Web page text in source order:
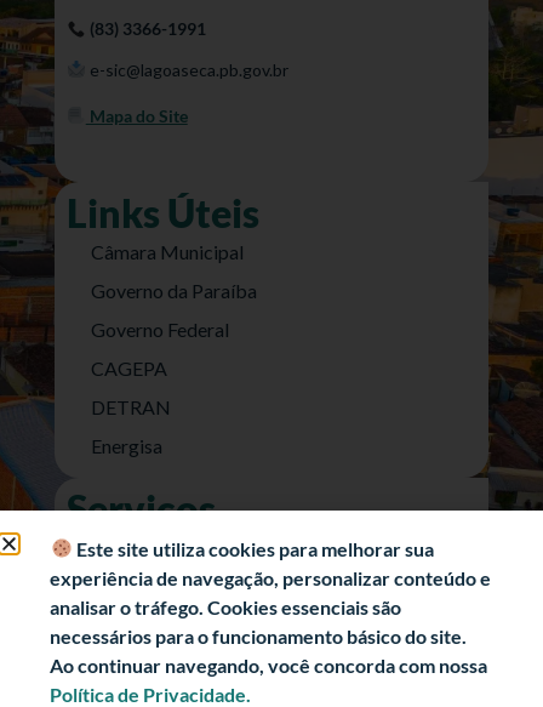
(83) 3366-1991
e-sic@lagoaseca.pb.gov.br
Mapa do Site
Links Úteis
Câmara Municipal
Governo da Paraíba
Governo Federal
CAGEPA
DETRAN
Energisa
Serviços
Nota Fiscal Eletrônica
e-SIC (Acesso a Informação)
Transparência Fiscal
História
Este site utiliza cookies para melhorar sua
experiência de navegação, personalizar conteúdo e
analisar o tráfego. Cookies essenciais são
necessários para o funcionamento básico do site.
Ao continuar navegando, você concorda com nossa
Política de Privacidade.